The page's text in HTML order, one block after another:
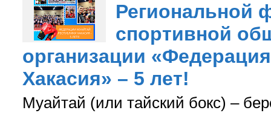
Региональной
спортивной
организации
Хакасия» – 5 лет!
Муайтай (или тайский бокс) –